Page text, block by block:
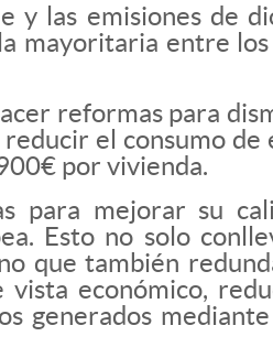
y las emisiones de
mayoritaria entre
reformas para
el consumo
por vivienda.
para mejorar su
Esto no solo
que también
vista económico,
generados